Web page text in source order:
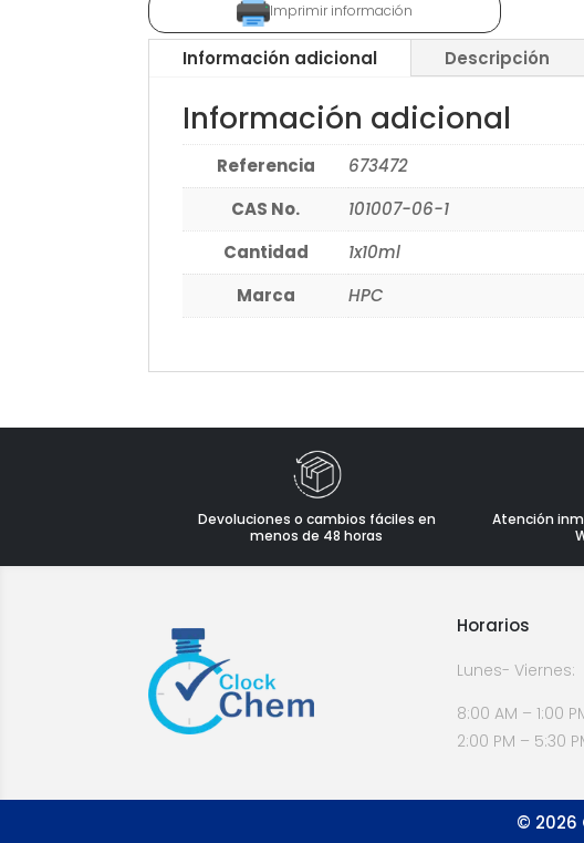
Imprimir información
Información adicional Descripción
Información adicional
Referencia
673472
CAS No.
101007-06-1
Cantidad
1x10ml
Marca
HPC
Devoluciones o cambios fáciles en
menos de 48 horas
Atención
Horarios
Lunes- Viernes:
8:00 AM – 1:00
2:00 PM – 5:30
© 2026